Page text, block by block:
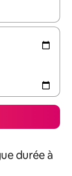
flèches vers le
durée à